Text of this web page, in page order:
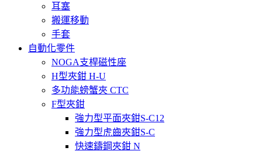
耳塞
搬運移動
手套
自動化零件
NOGA支桿磁性座
H型夾鉗 H-U
多功能螃蟹夾 CTC
F型夾鉗
強力型平面夾鉗S-C12
強力型虎齒夾鉗S-C
快速鑄鋼夾鉗 N